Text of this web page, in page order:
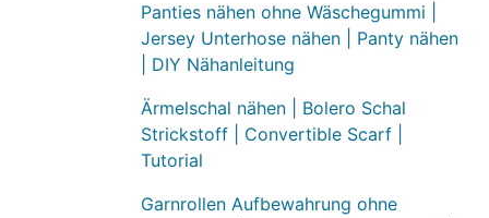
Panties nähen ohne Wäschegummi |
Jersey Unterhose nähen | Panty nähen
| DIY Nähanleitung
Ärmelschal nähen | Bolero Schal
Strickstoff | Convertible Scarf |
Tutorial
Garnrollen Aufbewahrung ohne